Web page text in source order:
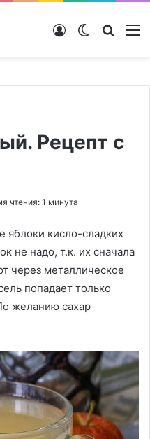
Switch skin
Войти
Рецепт с
чтения: 1 минута
яблоки кисло-сладких
не надо, т.к. их сначала
через металлическое
попадает только
желанию сахар